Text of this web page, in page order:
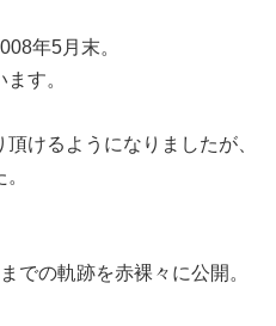
年5月末。
す。
けるようになりましたが、
での軌跡を赤裸々に公開。